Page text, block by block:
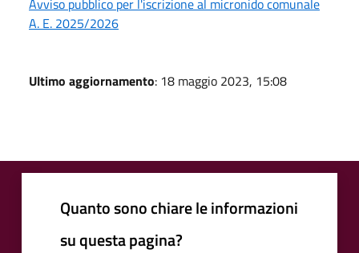
A. E. 2025/2026
Ultimo aggiornamento: 18 maggio 2023, 15:08
Quanto sono chiare le informazioni
su questa pagina?